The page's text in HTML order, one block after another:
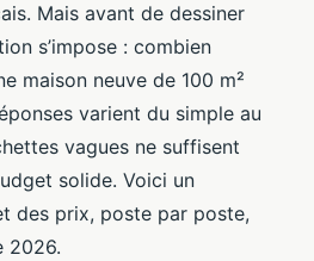
Mais avant de dessiner
s’impose : combien
maison neuve de 100 m²
varient du simple au
vagues ne suffisent
solide. Voici un
des prix, poste par poste,
2026.